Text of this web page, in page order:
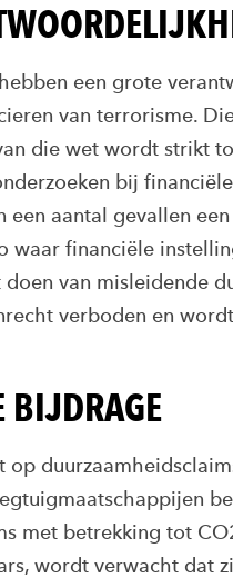
een grote
van terrorisme.
die wet wordt strikt
bij
een aantal gevallen
waar financiële
van misleidende
verboden en
BIJDRAGE
met betrekking tot
wordt verwacht dat